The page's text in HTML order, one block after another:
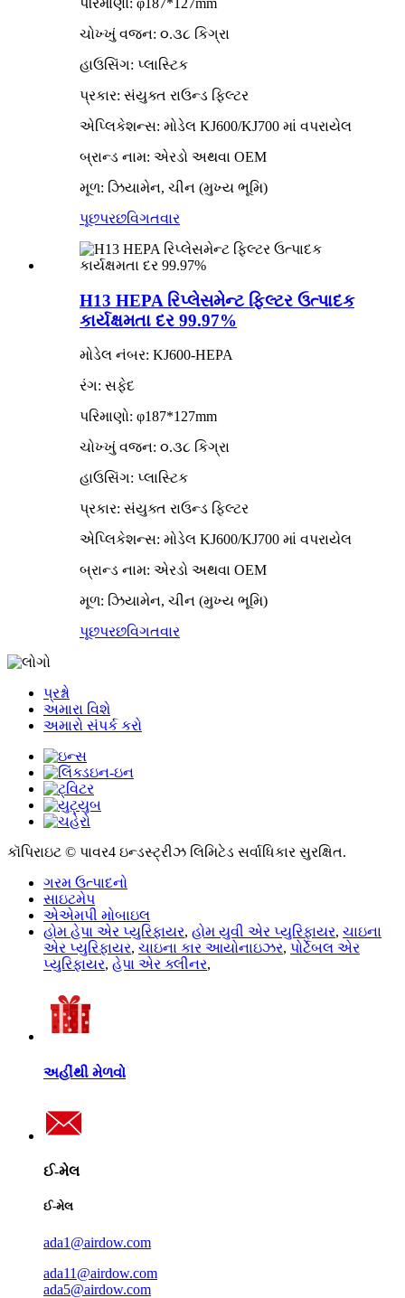
પરિમાણો: φ187*127mm
ચોખ્ખું વજન: ૦.૩૮ કિગ્રા
હાઉસિંગ: પ્લાસ્ટિક
પ્રકાર: સંયુક્ત રાઉન્ડ ફિલ્ટર
એપ્લિકેશન્સ: મોડેલ KJ600/KJ700 માં વપરાયેલ
બ્રાન્ડ નામ: એરડો અથવા OEM
મૂળ: ઝિયામેન, ચીન (મુખ્ય ભૂમિ)
પૂછપરછવિગતવાર
H13 HEPA રિપ્લેસમેન્ટ ફિલ્ટર ઉત્પાદક
કાર્યક્ષમતા દર 99.97%
મોડેલ નંબર: KJ600-HEPA
રંગ: સફેદ
પરિમાણો: φ187*127mm
ચોખ્ખું વજન: ૦.૩૮ કિગ્રા
હાઉસિંગ: પ્લાસ્ટિક
પ્રકાર: સંયુક્ત રાઉન્ડ ફિલ્ટર
એપ્લિકેશન્સ: મોડેલ KJ600/KJ700 માં વપરાયેલ
બ્રાન્ડ નામ: એરડો અથવા OEM
મૂળ: ઝિયામેન, ચીન (મુખ્ય ભૂમિ)
પૂછપરછવિગતવાર
પ્રશ્નો
અમારા વિશે
અમારો સંપર્ક કરો
કૉપિરાઇટ © પાવર4 ઇન્ડસ્ટ્રીઝ લિમિટેડ સર્વાધિકાર સુરક્ષિત.
ગરમ ઉત્પાદનો
સાઇટમેપ
એએમપી મોબાઇલ
હોમ હેપા એર પ્યુરિફાયર, હોમ યુવી એર પ્યુરિફાયર, ચાઇના
એર પ્યુરિફાયર, ચાઇના કાર આયોનાઇઝર, પોર્ટેબલ એર
પ્યુરિફાયર, હેપા એર ક્લીનર,
અહીંથી મેળવો
ઈ-મેલ
ઈ-મેલ
ada1@airdow.com
ada11@airdow.com
ada5@airdow.com